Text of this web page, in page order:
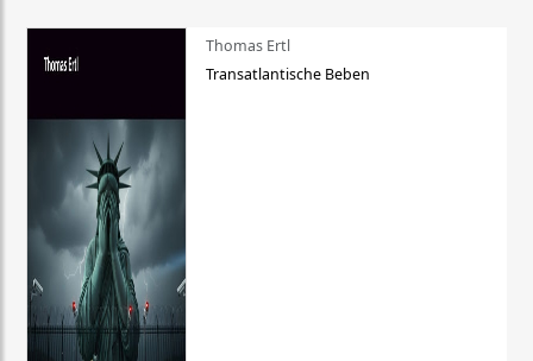
Thomas Ertl
Transatlantische Beben